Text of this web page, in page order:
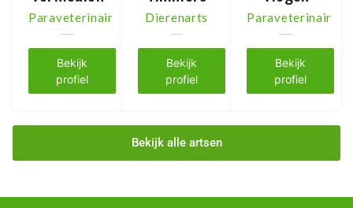
Paraveterinair
Bekijk
profiel
Dierenarts
Bekijk
profiel
Paraveterinair
Bekijk
profiel
Bekijk alle artsen